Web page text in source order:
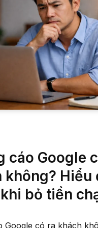
cáo Google
không? Hiểu
bỏ tiền
Google có ra khách